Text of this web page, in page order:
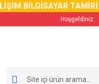
BİLGİSAYAR TAMİRİ
Hoşgeldiniz